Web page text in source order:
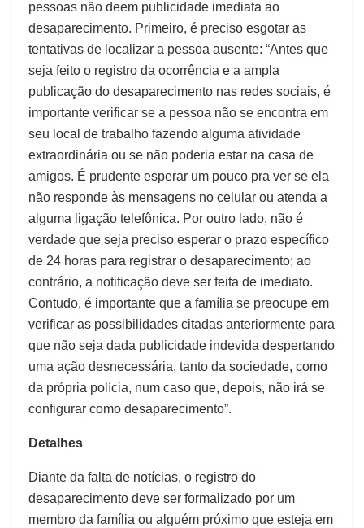
pessoas não deem publicidade imediata ao
desaparecimento. Primeiro, é preciso esgotar as
tentativas de localizar a pessoa ausente: “Antes que
seja feito o registro da ocorrência e a ampla
publicação do desaparecimento nas redes sociais, é
importante verificar se a pessoa não se encontra em
seu local de trabalho fazendo alguma atividade
extraordinária ou se não poderia estar na casa de
amigos. É prudente esperar um pouco pra ver se ela
não responde às mensagens no celular ou atenda a
alguma ligação telefônica. Por outro lado, não é
verdade que seja preciso esperar o prazo específico
de 24 horas para registrar o desaparecimento; ao
contrário, a notificação deve ser feita de imediato.
Contudo, é importante que a família se preocupe em
verificar as possibilidades citadas anteriormente para
que não seja dada publicidade indevida despertando
uma ação desnecessária, tanto da sociedade, como
da própria polícia, num caso que, depois, não irá se
configurar como desaparecimento”.
Detalhes
Diante da falta de notícias, o registro do
desaparecimento deve ser formalizado por um
membro da família ou alguém próximo que esteja em